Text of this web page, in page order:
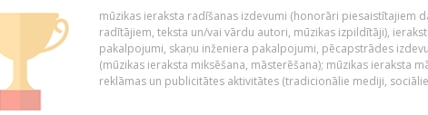
mūzikas ieraksta radīšanas izdevumi (honorāri piesaistītajiem
radītājiem, teksta un/vai vārdu autori, mūzikas izpildītāji),
pakalpojumi, skaņu inženiera pakalpojumi, pēcapstrādes
(mūzikas ieraksta miksēšana, māsterēšana); mūzikas ieraksta
reklāmas un publicitātes aktivitātes (tradicionālie mediji, sociālie